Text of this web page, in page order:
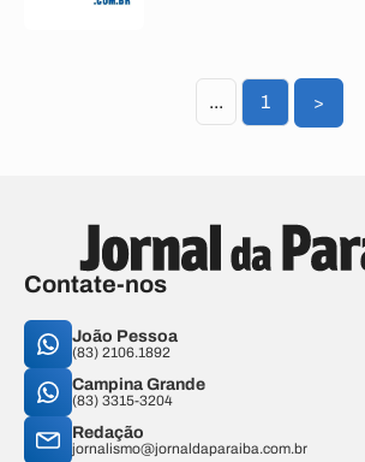
... 1 >
Contate-nos
João Pessoa
(83) 2106.1892
Campina Grande
(83) 3315-3204
Redação
jornalismo@jornaldaparaiba.com.br